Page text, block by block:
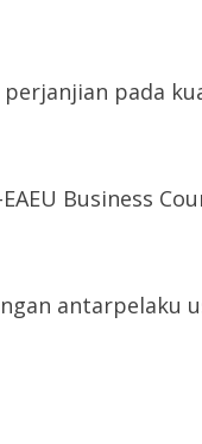
pada
Business
antarpelaku